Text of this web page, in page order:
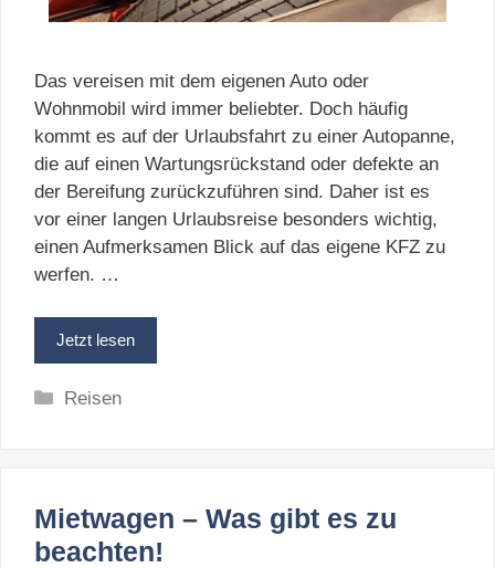
Das vereisen mit dem eigenen Auto oder
Wohnmobil wird immer beliebter. Doch häufig
kommt es auf der Urlaubsfahrt zu einer Autopanne,
die auf einen Wartungsrückstand oder defekte an
der Bereifung zurückzuführen sind. Daher ist es
vor einer langen Urlaubsreise besonders wichtig,
einen Aufmerksamen Blick auf das eigene KFZ zu
werfen. …
Jetzt lesen
Kategorien
Reisen
Mietwagen – Was gibt es zu
beachten!